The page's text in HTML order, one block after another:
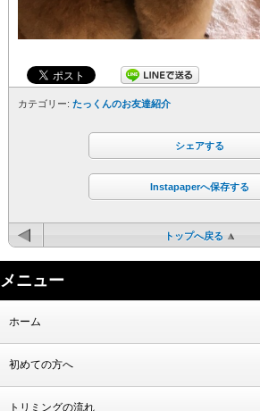
カテゴリー: たっくんのお友達紹介
シェアする
Instapaperへ保存する
トップへ戻る
メニュー
ホーム
初めての方へ
トリミングの流れ